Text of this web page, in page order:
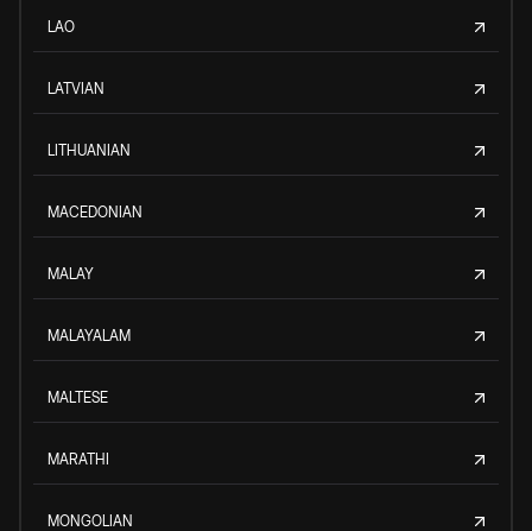
LAO
LATVIAN
LITHUANIAN
MACEDONIAN
MALAY
MALAYALAM
MALTESE
MARATHI
MONGOLIAN